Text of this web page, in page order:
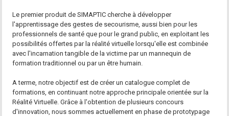
Le premier produit de SIMAPTIC cherche à développer
l'apprentissage des gestes de secourisme, aussi bien pour les
professionnels de santé que pour le grand public, en exploitant les
possibilités offertes par la réalité virtuelle lorsqu'elle est combinée
avec l'incarnation tangible de la victime par un mannequin de
formation traditionnel ou par un être humain.
A terme, notre objectif est de créer un catalogue complet de
formations, en continuant notre approche principale orientée sur la
Réalité Virtuelle. Grâce à l'obtention de plusieurs concours
d'innovation, nous sommes actuellement en phase de prototypage